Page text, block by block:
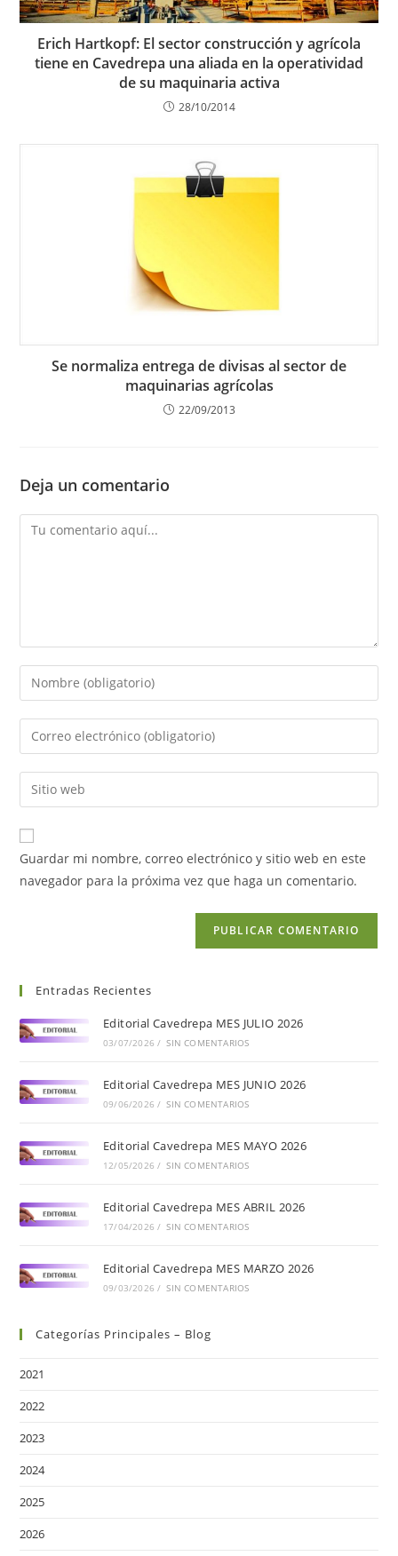
Erich Hartkopf: El sector construcción y agrícola
tiene en Cavedrepa una aliada en la operatividad
de su maquinaria activa
28/10/2014
Se normaliza entrega de divisas al sector de
maquinarias agrícolas
22/09/2013
Deja un comentario
Guardar mi nombre, correo electrónico y sitio web en este
navegador para la próxima vez que haga un comentario.
Entradas Recientes
Editorial Cavedrepa MES JULIO 2026
03/07/2026 / SIN COMENTARIOS
Editorial Cavedrepa MES JUNIO 2026
09/06/2026 / SIN COMENTARIOS
Editorial Cavedrepa MES MAYO 2026
12/05/2026 / SIN COMENTARIOS
Editorial Cavedrepa MES ABRIL 2026
17/04/2026 / SIN COMENTARIOS
Editorial Cavedrepa MES MARZO 2026
09/03/2026 / SIN COMENTARIOS
Categorías Principales – Blog
2021
2022
2023
2024
2025
2026